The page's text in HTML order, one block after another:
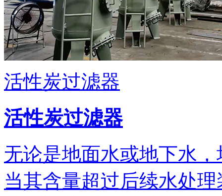
活性炭过滤器
活性炭过滤器
无论是地面水或地下水
当其含量超过后续水处